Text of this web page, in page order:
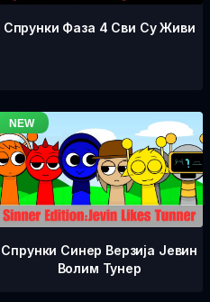
Спрунки Фаза 4 Сви Су Живи
Спрунки Синер Верзија Јевин
Волим Тунер